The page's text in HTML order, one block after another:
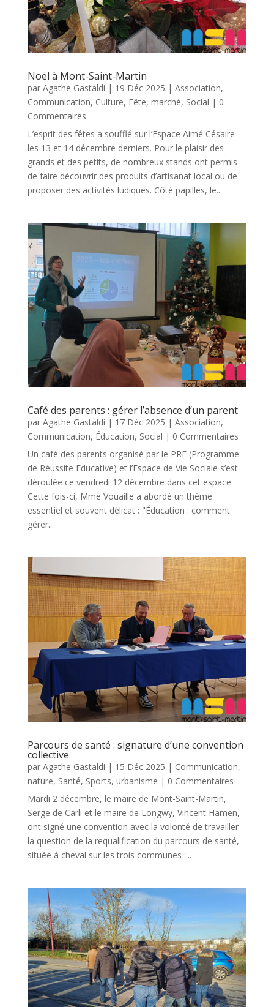
Noël à Mont-Saint-Martin
par Agathe Gastaldi | 19 Déc 2025 | Association,
Communication, Culture, Fête, marché, Social | 0
Commentaires
L’esprit des fêtes a soufflé sur l’Espace Aimé Césaire
les 13 et 14 décembre derniers. Pour le plaisir des
grands et des petits, de nombreux stands ont permis
de faire découvrir des produits d’artisanat local ou de
proposer des activités ludiques. Côté papilles, le...
Café des parents : gérer l’absence d’un parent
par Agathe Gastaldi | 17 Déc 2025 | Association,
Communication, Éducation, Social | 0 Commentaires
Un café des parents organisé par le PRE (Programme
de Réussite Educative) et l’Espace de Vie Sociale s’est
déroulée ce vendredi 12 décembre dans cet espace.
Cette fois-ci, Mme Vouaille a abordé un thème
essentiel et souvent délicat : "Éducation : comment
gérer...
Parcours de santé : signature d’une convention
collective
par Agathe Gastaldi | 15 Déc 2025 | Communication,
nature, Santé, Sports, urbanisme | 0 Commentaires
Mardi 2 décembre, le maire de Mont-Saint-Martin,
Serge de Carli et le maire de Longwy, Vincent Hamen,
ont signé une convention avec la volonté de travailler
la question de la requalification du parcours de santé,
située à cheval sur les trois communes :...